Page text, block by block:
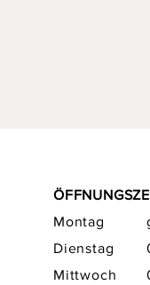
Montag
Dienstag
Mittwoch